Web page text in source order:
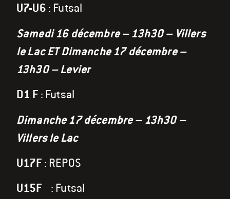
U7-U6 : Futsal
Samedi 16 décembre – 13h30 – Villers
le Lac ET Dimanche 17 décembre –
13h30 – Levier
D1 F : Futsal
Dimanche 17 décembre – 13h30 –
Villers le Lac
U17F : REPOS
U15F
: Futsal